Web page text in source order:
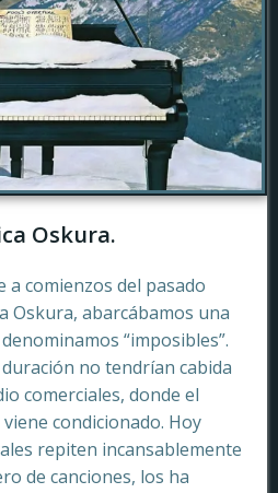
Oskura.
comienzos del pasado
Oskura, abarcábamos una
“imposibles”.
no tendrían cabida
comerciales, donde el
condicionado. Hoy
repiten incansablemente
de canciones, los ha